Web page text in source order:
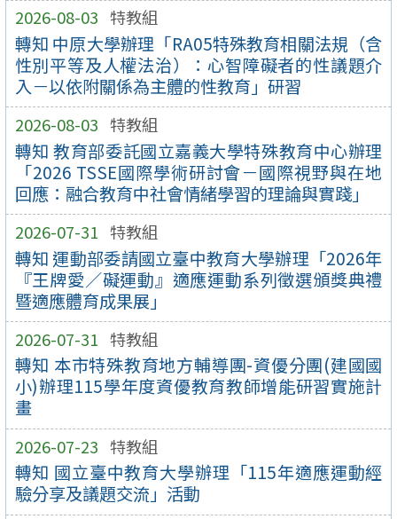
2026-08-03 特教組
轉知 中原大學辦理「RA05特殊教育相關法規（含
性別平等及人權法治）：心智障礙者的性議題介
入－以依附關係為主體的性教育」研習
2026-08-03 特教組
轉知 教育部委託國立嘉義大學特殊教育中心辦理
「2026 TSSE國際學術研討會－國際視野與在地
回應：融合教育中社會情緒學習的理論與實踐」
2026-07-31 特教組
轉知 運動部委請國立臺中教育大學辦理「2026年
『王牌愛／礙運動』適應運動系列徵選頒獎典禮
暨適應體育成果展」
2026-07-31 特教組
轉知 本市特殊教育地方輔導團-資優分團(建國國
小)辦理115學年度資優教育教師增能研習實施計
畫
2026-07-23 特教組
轉知 國立臺中教育大學辦理「115年適應運動經
驗分享及議題交流」活動